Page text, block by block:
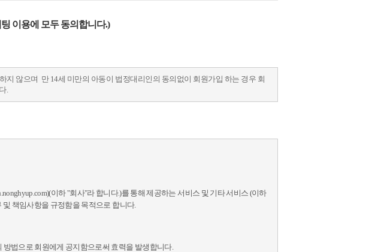
이용에 모두 동의합니다.)
지 않으며 만 14세 미만의 아동이 법정대리인의 동의없이 회원가입 하는 경우 회
.
이하 "회사"라 합니다.)를 통해 제공하는 서비스 및 기타 서비스 (이하
책임사항을 규정함을 목적으로 합니다.
법으로 회원에게 공지함으로써 효력을 발생합니다.